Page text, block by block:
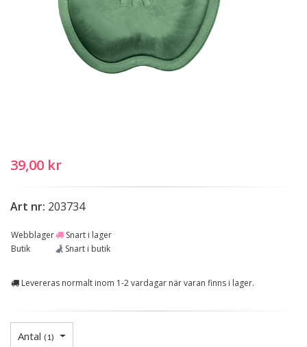
39,00 kr
Art nr: 203734
Webblager
Snart i lager
Butik
Snart i butik
Levereras normalt inom 1-2 vardagar när varan finns i lager.
Antal (1)